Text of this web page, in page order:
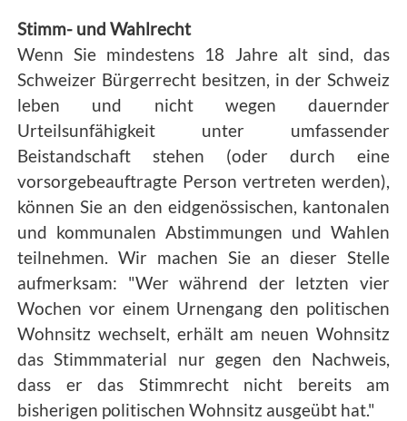
Stimm- und Wahlrecht
Wenn Sie mindestens 18 Jahre alt sind, das
Schweizer Bürgerrecht besitzen, in der Schweiz
leben und nicht wegen dauernder
Urteilsunfähigkeit unter umfassender
Beistandschaft stehen (oder durch eine
vorsorgebeauftragte Person vertreten werden),
können Sie an den eidgenössischen, kantonalen
und kommunalen Abstimmungen und Wahlen
teilnehmen. Wir machen Sie an dieser Stelle
aufmerksam: "Wer während der letzten vier
Wochen vor einem Urnengang den politischen
Wohnsitz wechselt, erhält am neuen Wohnsitz
das Stimmmaterial nur gegen den Nachweis,
dass er das Stimmrecht nicht bereits am
bisherigen politischen Wohnsitz ausgeübt hat."